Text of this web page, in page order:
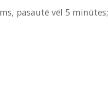
pasautē vēl 5 minūtes;